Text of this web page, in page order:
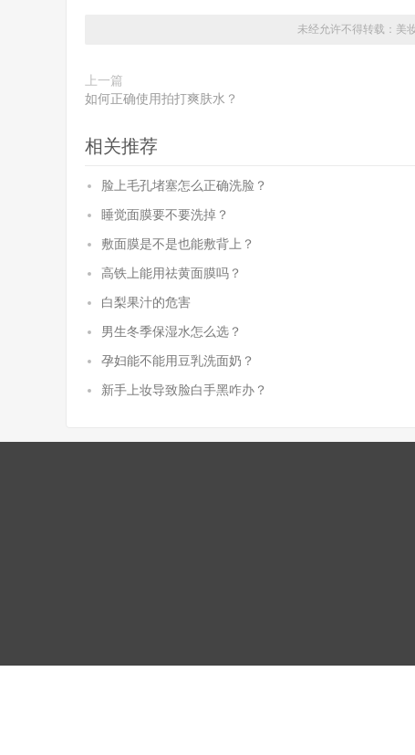
未经允许不得转载： 美
上一篇
如何正确使用拍打爽肤水？
相关推荐
脸上毛孔堵塞怎么正确洗脸？
睡觉面膜要不要洗掉？
敷面膜是不是也能敷背上？
高铁上能用祛黄面膜吗？
白梨果汁的危害
男生冬季保湿水怎么选？
孕妇能不能用豆乳洗面奶？
新手上妆导致脸白手黑咋办？